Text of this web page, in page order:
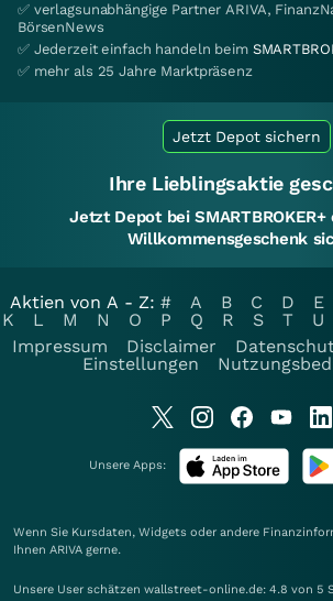
✅ verlagsunabhängige Partner ARIVA,
BörsenNews
✅ Jederzeit einfach handeln beim
✅ mehr als 25 Jahre Marktpräsenz
Jetzt Depot sichern
Ihre Lieblingsaktie
Jetzt Depot bei
Willkommensgeschenk
Aktien von A - Z: # A B C D E
K
L M N O P Q R S T U
Impressum
Disclaimer
Einstellungen
Unsere Apps:
Wenn Sie Kursdaten, Widgets oder andere
Ihnen ARIVA gerne.
Unsere User schätzen wallstreet-online.de: 4.8 von 5